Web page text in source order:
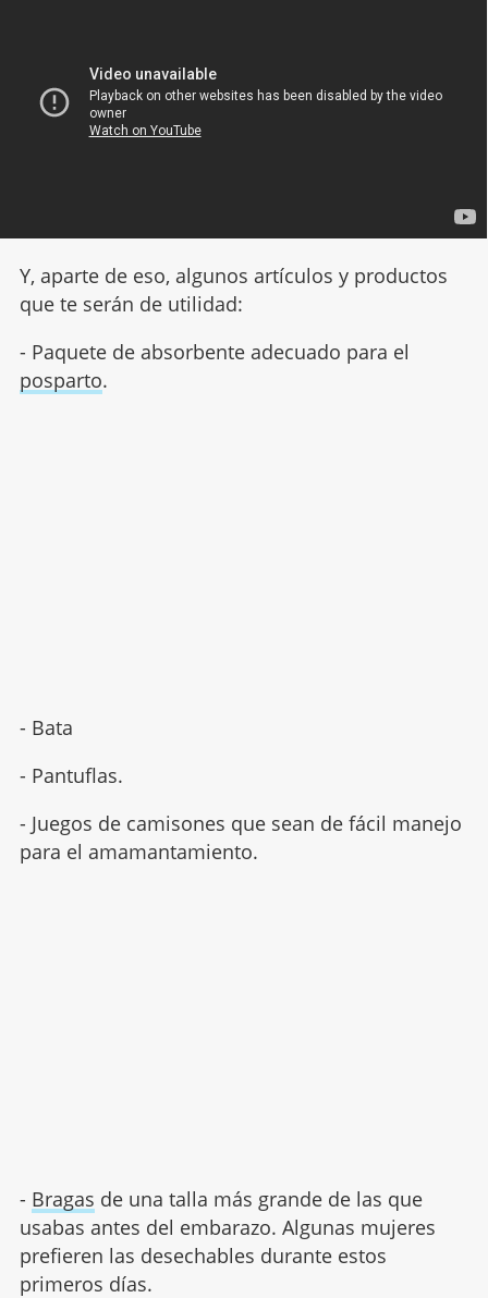
Y, aparte de eso, algunos artículos y productos
que te serán de utilidad:
- Paquete de absorbente adecuado para el
posparto.
- Bata
- Pantuflas.
- Juegos de camisones que sean de fácil manejo
para el amamantamiento.
- Bragas de una talla más grande de las que
usabas antes del embarazo. Algunas mujeres
prefieren las desechables durante estos
primeros días.